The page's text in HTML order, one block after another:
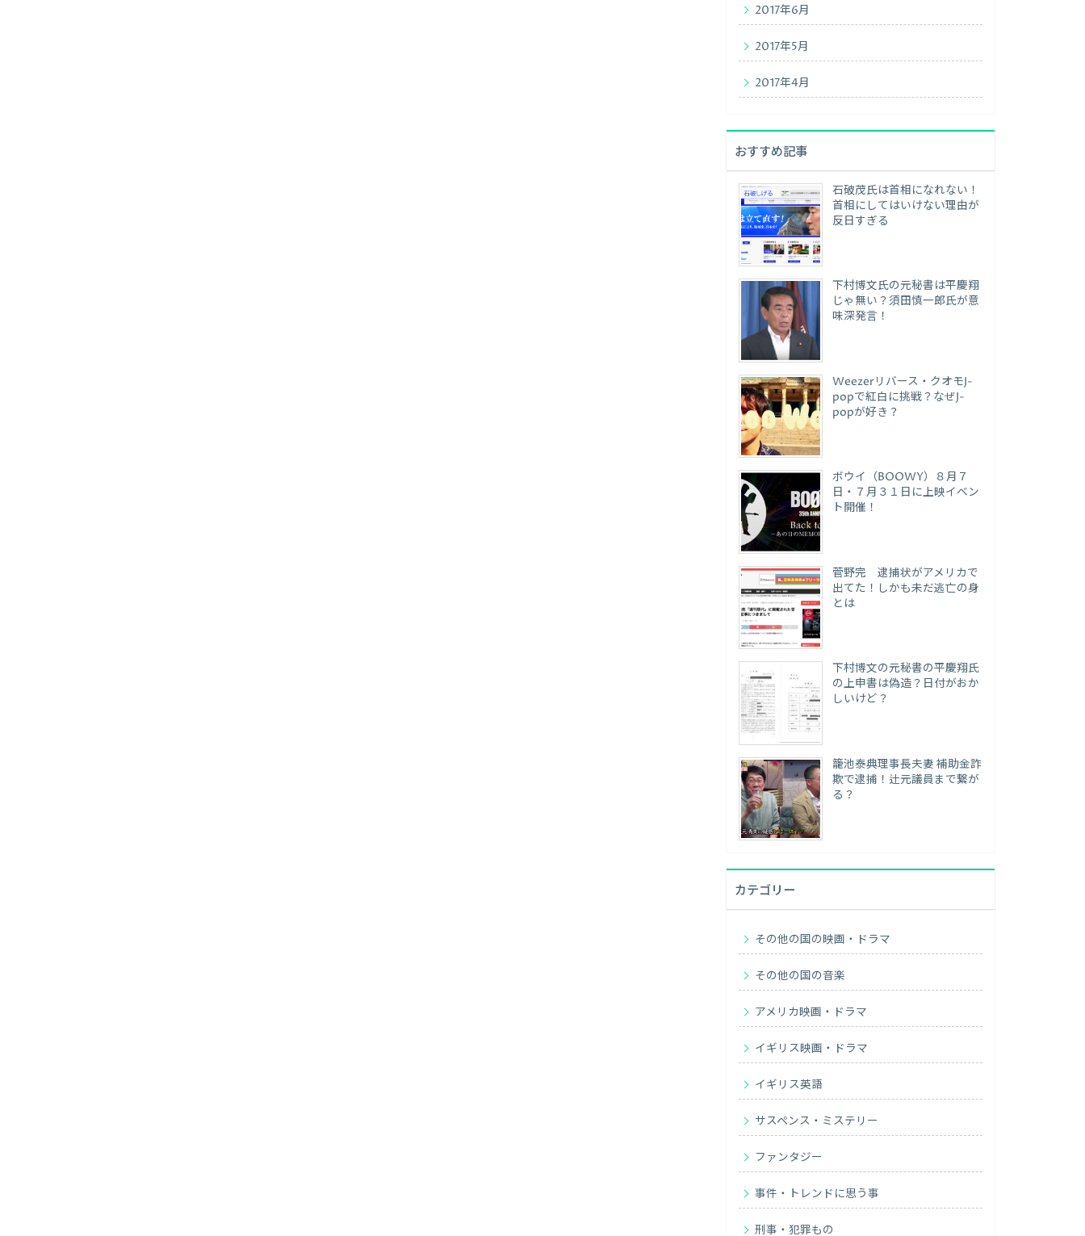
2017年6月
2017年5月
2017年4月
おすすめ記事
石破茂氏は首相になれない！
首相にしてはいけない理由が
反日すぎる
下村博文氏の元秘書は平慶翔
じゃ無い？須田慎一郎氏が意
味深発言！
Weezerリバース・クオモJ-
popで紅白に挑戦？なぜJ-
popが好き？
ボウイ（BOOWY）８月７
日・７月３１日に上映イベン
ト開催！
菅野完 逮捕状がアメリカで
出てた！しかも未だ逃亡の身
とは
下村博文の元秘書の平慶翔氏
の上申書は偽造？日付がおか
しいけど？
籠池泰典理事長夫妻 補助金詐
欺で逮捕！辻元議員まで繋が
る？
カテゴリー
その他の国の映画・ドラマ
その他の国の音楽
アメリカ映画・ドラマ
イギリス映画・ドラマ
イギリス英語
サスペンス・ミステリー
ファンタジー
事件・トレンドに思う事
刑事・犯罪もの